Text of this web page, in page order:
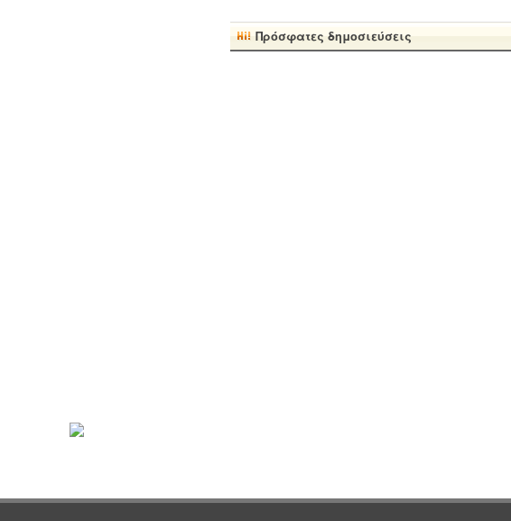
Πρόσφατες δημοσιεύσεις